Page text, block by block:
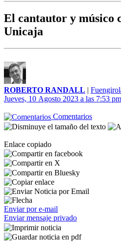
El cantautor y músico
Unicaja
ROBERTO RANDALL |
Jueves, 10 Agosto 2023 a las 7:53 pm
Comentarios
Enlace copiado
Enviar por e-mail
Enviar mensaje privado